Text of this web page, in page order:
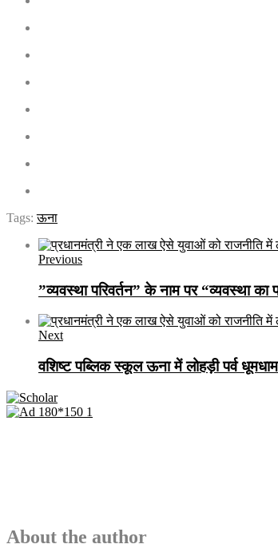
Tags:ऊना
Previous
​”व्यवस्था परिवर्तन” के नाम पर “व्यवस्था
Next
वशिष्ट पब्लिक स्कूल ऊना में लोहड़ी पर्व
About the author